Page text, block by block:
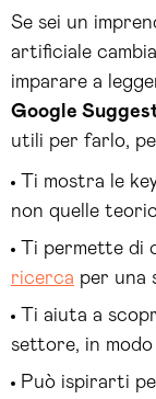
Se sei un
artificiale
imparare a
Google
utili per farlo,
Ti mostra le
non quelle
Ti permette di
ricerca per una
Ti aiuta a
settore, in
Può ispirarti